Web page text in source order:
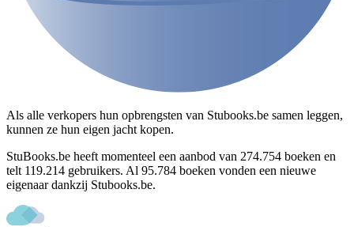
Als alle verkopers hun opbrengsten van Stubooks.be samen leggen,
kunnen ze hun eigen jacht kopen.
StuBooks.be heeft momenteel een aanbod van 274.754 boeken en
telt 119.214 gebruikers. Al 95.784 boeken vonden een nieuwe
eigenaar dankzij Stubooks.be.